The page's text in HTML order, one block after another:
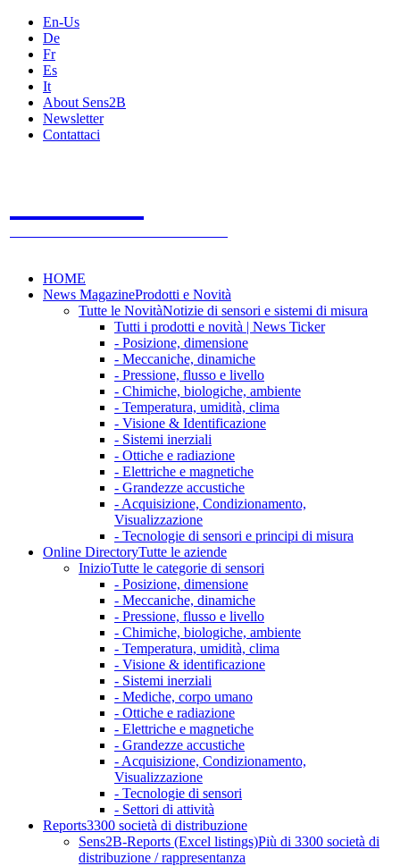
En-Us
De
Fr
Es
It
About Sens2B
Newsletter
Contattaci
HOME
News MagazineProdotti e Novità
Tutte le NovitàNotizie di sensori e sistemi di misura
Tutti i prodotti e novità | News Ticker
- Posizione, dimensione
- Meccaniche, dinamiche
- Pressione, flusso e livello
- Chimiche, biologiche, ambiente
- Temperatura, umidità, clima
- Visione & Identificazione
- Sistemi inerziali
- Ottiche e radiazione
- Elettriche e magnetiche
- Grandezze accustiche
- Acquisizione, Condizionamento,
Visualizzazione
- Tecnologie di sensori e principi di misura
Online DirectoryTutte le aziende
InizioTutte le categorie di sensori
- Posizione, dimensione
- Meccaniche, dinamiche
- Pressione, flusso e livello
- Chimiche, biologiche, ambiente
- Temperatura, umidità, clima
- Visione & identificazione
- Sistemi inerziali
- Mediche, corpo umano
- Ottiche e radiazione
- Elettriche e magnetiche
- Grandezze accustiche
- Acquisizione, Condizionamento,
Visualizzazione
- Tecnologie di sensori
- Settori di attività
Reports3300 società di distribuzione
Sens2B-Reports (Excel listings)Più di 3300 società di
distribuzione / rappresentanza